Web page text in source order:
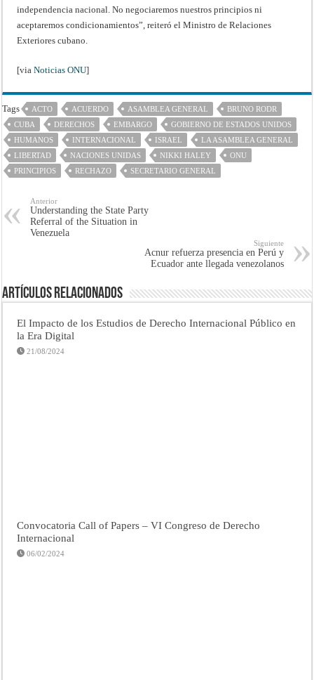
independencia nacional. No negociaremos nuestros principios ni
aceptaremos condicionamientos”, reiteró el Ministro de Relaciones
Exteriores cubano.
[viaNoticias ONU]
Tags ACTO ACUERDO ASAMBLEA GENERAL
BRUNO RODR
CUBA
DERECHOS EMBARGO
GOBIERNO DE ESTADOS UNIDOS
HUMANOS
INTERNACIONAL ISRAEL
LA ASAMBLEA GENERAL
LIBERTAD
NACIONES UNIDAS NIKKI HALEY
ONU
PRINCIPIOS
RECHAZO SECRETARIO GENERAL
Anterior
Understanding the State Party
Referral of the Situation in
Venezuela
Siguiente
Acnur refuerza presencia en Perú y
Ecuador ante llegada venezolanos
Artículos Relacionados
El Impacto de los Estudios de Derecho Internacional Público en
la Era Digital
21/08/2024
Convocatoria Call of Papers – VI Congreso de Derecho
Internacional
06/02/2024